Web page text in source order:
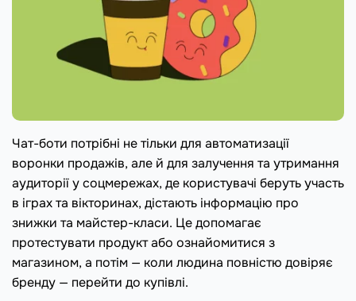
Чат-боти потрібні не тільки для автоматизації
воронки продажів, але й для залучення та утримання
аудиторії у соцмережах, де користувачі беруть участь
в іграх та вікторинах, дістають інформацію про
знижки та майстер-класи. Це допомагає
протестувати продукт або ознайомитися з
магазином, а потім — коли людина повністю довіряє
бренду — перейти до купівлі.